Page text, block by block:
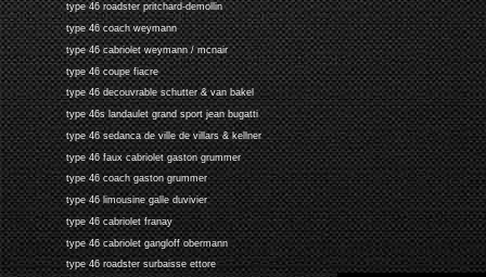
type 46 roadster pritchard-demollin
type 46 coach weymann
type 46 cabriolet weymann / mcnair
type 46 coupe fiacre
type 46 decouvrable schutter & van bakel
type 46s landaulet grand sport jean bugatti
type 46 sedanca de ville de villars & kellner
type 46 faux cabriolet gaston grummer
type 46 coach gaston grummer
type 46 limousine galle duvivier
type 46 cabriolet franay
type 46 cabriolet gangloff obermann
type 46 roadster surbaisse ettore